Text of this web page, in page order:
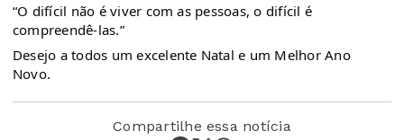
“O difícil não é viver com as pessoas, o difícil é
compreendê-las.”
Desejo a todos um excelente Natal e um Melhor Ano
Novo.
Compartilhe essa notícia